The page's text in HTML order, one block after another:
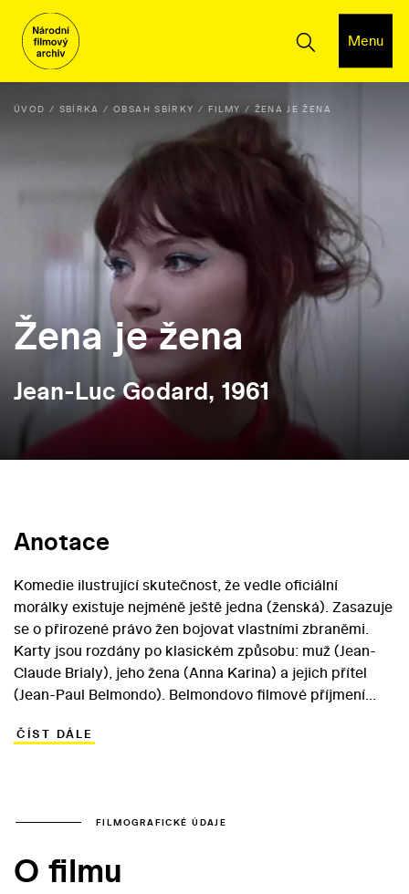
Menu
ÚVOD SBÍRKA OBSAH SBÍRKY FILMY ŽENA JE ŽENA
Žena je žena
Jean-Luc Godard, 1961
Anotace
Komedie ilustrující skutečnost, že vedle oficiální
morálky existuje nejméně ještě jedna (ženská). Zasazuje
se o přirozené právo žen bojovat vlastními zbraněmi.
Karty jsou rozdány po klasickém způsobu: muž (Jean-
Claude Brialy), jeho žena (Anna Karina) a jejich přítel
(Jean-Paul Belmondo). Belmondovo filmové příjmení
kterou oslavuje: Lubitsch. Svým laděním se film Žena je
pracovali s týmž kameramanem, Raoulem Coutardem.
ještě skladatele hudby a písniček Michela Legranda a
ČÍST DÁLE
FILMOGRAFICKÉ ÚDAJE
O filmu